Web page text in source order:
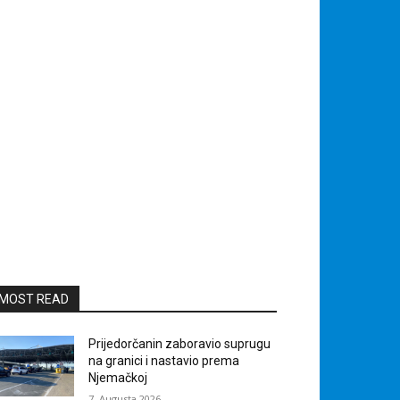
READ
Prijedorčanin zaboravio suprugu
na granici i nastavio prema
Njemačkoj